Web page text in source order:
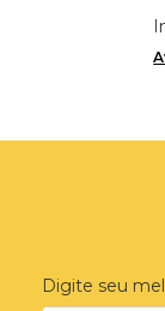
Digite seu